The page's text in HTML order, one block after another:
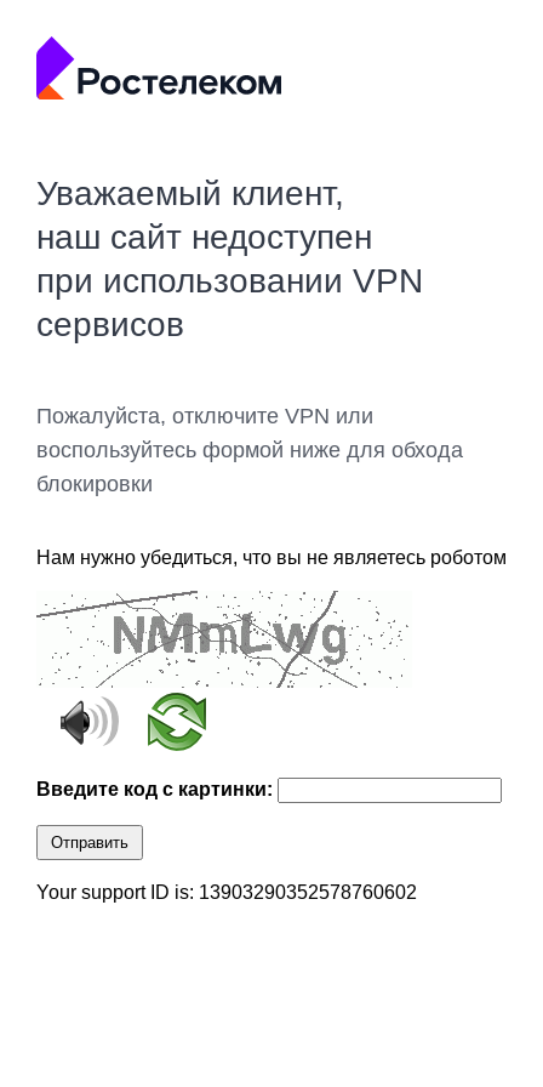
Уважаемый клиент,
наш сайт недоступен
при использовании VPN
сервисов
Пожалуйста, отключите VPN или
воспользуйтесь формой ниже для обхода
блокировки
Нам нужно убедиться, что вы не являетесь роботом
Введите код с картинки:
Отправить
Your support ID is: 13903290352578760602